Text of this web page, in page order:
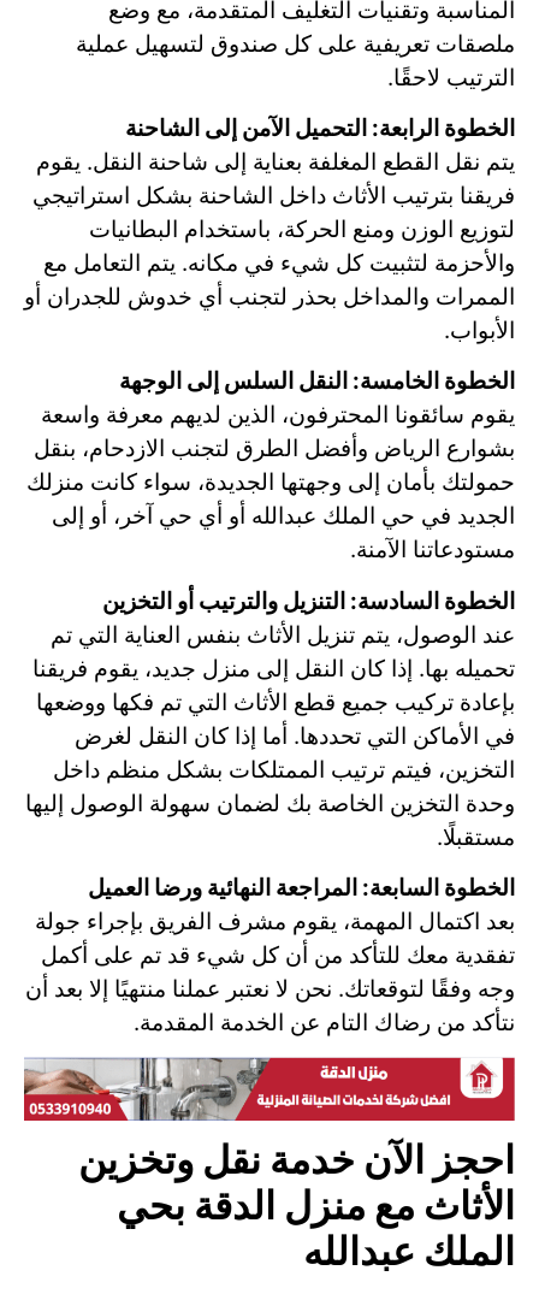
المناسبة وتقنيات التغليف المتقدمة، مع وضع
ملصقات تعريفية على كل صندوق لتسهيل عملية
الترتيب لاحقًا.
الخطوة الرابعة: التحميل الآمن إلى الشاحنة
يتم نقل القطع المغلفة بعناية إلى شاحنة النقل. يقوم
فريقنا بترتيب الأثاث داخل الشاحنة بشكل استراتيجي
لتوزيع الوزن ومنع الحركة، باستخدام البطانيات
والأحزمة لتثبيت كل شيء في مكانه. يتم التعامل مع
الممرات والمداخل بحذر لتجنب أي خدوش للجدران أو
الأبواب.
الخطوة الخامسة: النقل السلس إلى الوجهة
يقوم سائقونا المحترفون، الذين لديهم معرفة واسعة
بشوارع الرياض وأفضل الطرق لتجنب الازدحام، بنقل
حمولتك بأمان إلى وجهتها الجديدة، سواء كانت منزلك
الجديد في حي الملك عبدالله أو أي حي آخر، أو إلى
مستودعاتنا الآمنة.
الخطوة السادسة: التنزيل والترتيب أو التخزين
عند الوصول، يتم تنزيل الأثاث بنفس العناية التي تم
تحميله بها. إذا كان النقل إلى منزل جديد، يقوم فريقنا
بإعادة تركيب جميع قطع الأثاث التي تم فكها ووضعها
في الأماكن التي تحددها. أما إذا كان النقل لغرض
التخزين، فيتم ترتيب الممتلكات بشكل منظم داخل
وحدة التخزين الخاصة بك لضمان سهولة الوصول إليها
مستقبلًا.
الخطوة السابعة: المراجعة النهائية ورضا العميل
بعد اكتمال المهمة، يقوم مشرف الفريق بإجراء جولة
تفقدية معك للتأكد من أن كل شيء قد تم على أكمل
وجه وفقًا لتوقعاتك. نحن لا نعتبر عملنا منتهيًا إلا بعد أن
نتأكد من رضاك التام عن الخدمة المقدمة.
احجز الآن خدمة نقل وتخزين
الأثاث مع منزل الدقة بحي
الملك عبدالله